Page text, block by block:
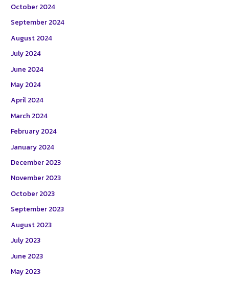
October 2024
September 2024
August 2024
July 2024
June 2024
May 2024
April 2024
March 2024
February 2024
January 2024
December 2023
November 2023
October 2023
September 2023
August 2023
July 2023
June 2023
May 2023